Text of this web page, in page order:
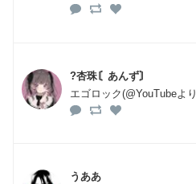
?杏珠〘あんず〙
エゴロック(@YouTubeより
うああ